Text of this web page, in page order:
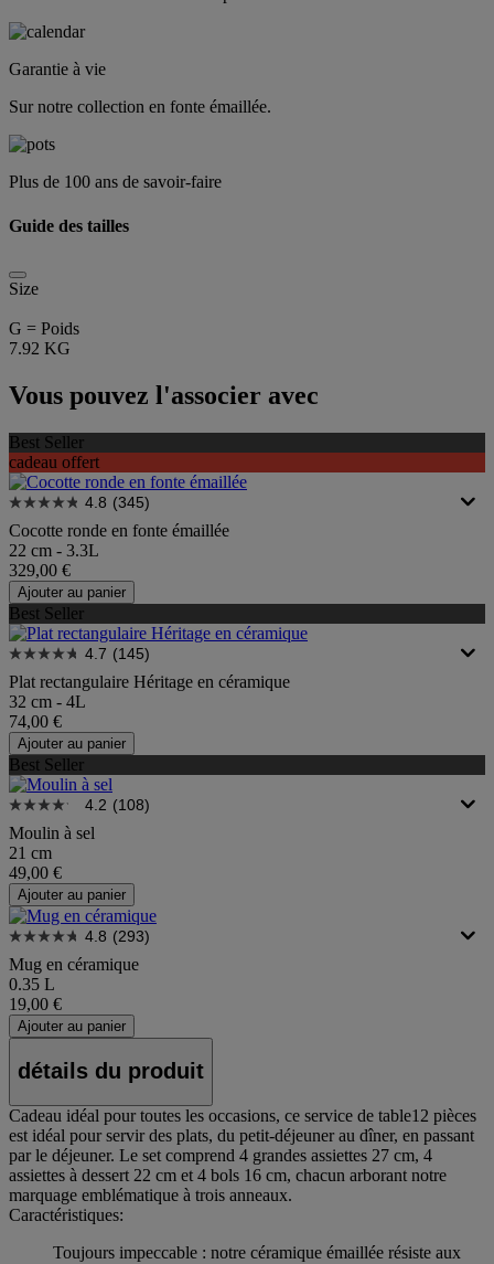
Garantie à vie
Sur notre collection en fonte émaillée.
Plus de 100 ans de savoir-faire
Guide des tailles
Size
G = Poids
7.92 KG
Vous pouvez l'associer avec
Best Seller
cadeau offert
4.8 (345)
Cocotte ronde en fonte émaillée
22 cm - 3.3L
329,00 €
Ajouter au panier
Best Seller
4.7 (145)
Plat rectangulaire Héritage en céramique
32 cm - 4L
74,00 €
Ajouter au panier
Best Seller
4.2 (108)
Moulin à sel
21 cm
49,00 €
Ajouter au panier
4.8 (293)
Mug en céramique
0.35 L
19,00 €
Ajouter au panier
détails du produit
Cadeau idéal pour toutes les occasions, ce service de table12 pièces
est idéal pour servir des plats, du petit-déjeuner au dîner, en passant
par le déjeuner. Le set comprend 4 grandes assiettes 27 cm, 4
assiettes à dessert 22 cm et 4 bols 16 cm, chacun arborant notre
marquage emblématique à trois anneaux.
Caractéristiques:
Toujours impeccable : notre céramique émaillée résiste aux